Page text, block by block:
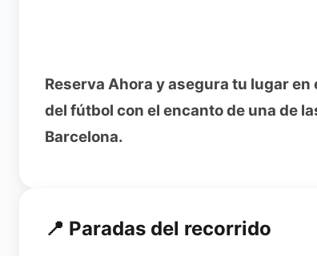
Reserva Ahora y asegura tu lugar
del fútbol con el encanto de una de
Barcelona.
📍 Paradas del recorrido